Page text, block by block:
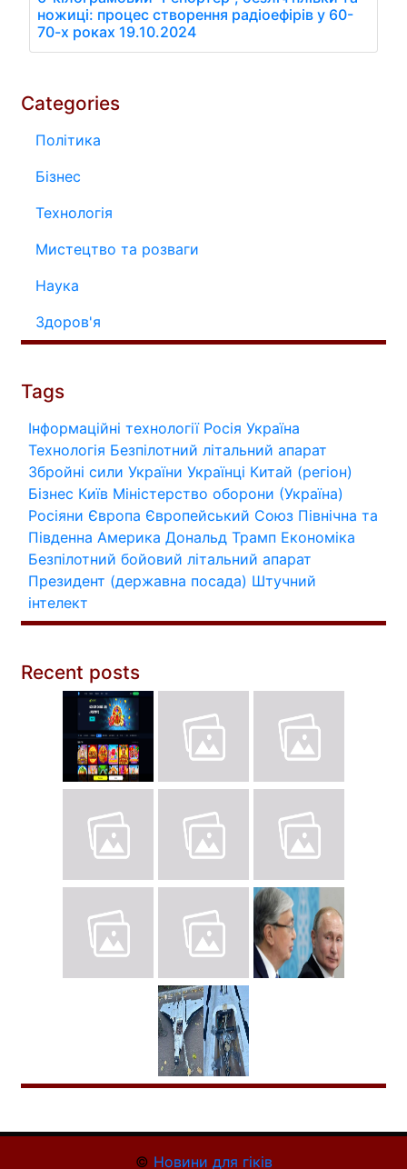
ножиці: процес створення радіоефірів у 60-
70-х роках 19.10.2024
Categories
Політика
Бізнес
Технологія
Мистецтво та розваги
Наука
Здоров'я
Tags
Інформаційні технології Росія Україна
Технологія Безпілотний літальний апарат
Збройні сили України Українці Китай (регіон)
Бізнес Київ Міністерство оборони (Україна)
Росіяни Європа Європейський Союз Північна та
Південна Америка Дональд Трамп Економіка
Безпілотний бойовий літальний апарат
Президент (державна посада) Штучний
інтелект
Recent posts
© Новини для гіків